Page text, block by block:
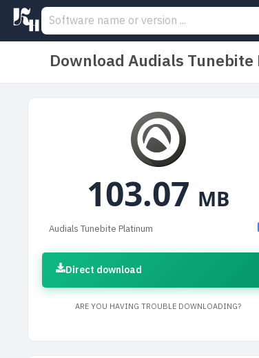
Download Audials
103.07 MB
Audials Tunebite Platinum
Direct download
ARE YOU HAVING TROUBLE DOWNLOADING?